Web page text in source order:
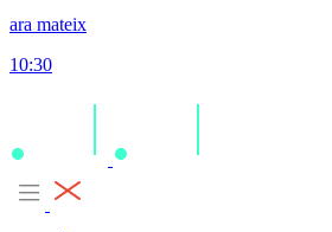
ara mateix
10:30